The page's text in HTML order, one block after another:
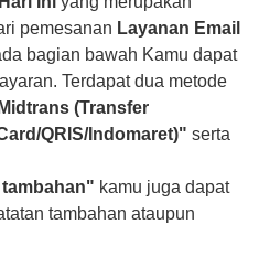
pemesanan Layanan Email
bagian bawah Kamu dapat
Terdapat dua metode
Midtrans (Transfer
QRIS/Indomaret)" serta
kamu juga dapat
tambahan ataupun